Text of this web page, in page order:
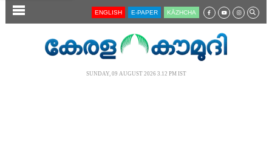
SECTIONS ENGLISH E-PAPER KĀZHCHA
SUNDAY, 09 AUGUST 2026 3.12 PM IST